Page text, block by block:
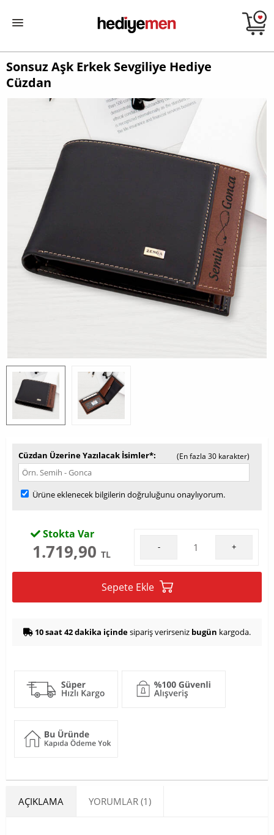
Sonsuz Aşk Erkek Sevgiliye Hediye
Cüzdan
Cüzdan Üzerine Yazılacak İsimler* (En fazla 30 karakter)
Ürüne eklenecek bilgilerin doğruluğunu onaylıyorum.
Stokta Var
1.719,90 TL
- +
Sepete Ekle
10 saat 42 dakika içindesipariş verirseniz bugün kargoda.
AÇIKLAMA YORUMLAR (1)